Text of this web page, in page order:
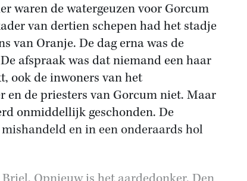
waren de watergeuzen voor Gorcum
van dertien schepen had het stadje
van Oranje. De dag erna was de
afspraak was dat niemand een haar
ook de inwoners van het
en de priesters van Gorcum niet. Maar
onmiddellijk geschonden. De
en in een onderaards hol